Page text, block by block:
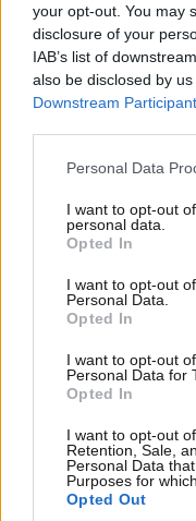
your opt-out. You may
disclosure of your
IAB’s list of
also be disclosed by
Downstream
Please note that this
not limited to your visit
grant or deny consent
use your data for
consent section.
Personal Data
I want to opt-out
personal data.
Opted In
I want to opt-out
Personal Data.
Opted In
I want to opt-out
Personal Data for
Opted In
I want to opt-out
Retention, Sale,
Personal Data
Purposes for
Opted Out
ΣΧΌΛΙΑ